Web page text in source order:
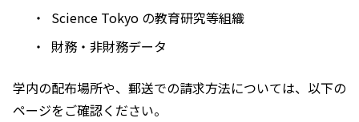
Science Tokyo の教育研究等組織
財務・非財務データ
学内の配布場所や、郵送での請求方法については、以下の
ページをご確認ください。